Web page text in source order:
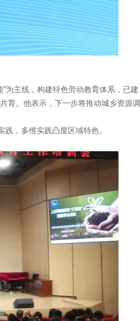
为主线，构建特色劳动教育体系，已建
育。他表示，下一步将推动城乡资源调
，多维实践凸显区域特色。